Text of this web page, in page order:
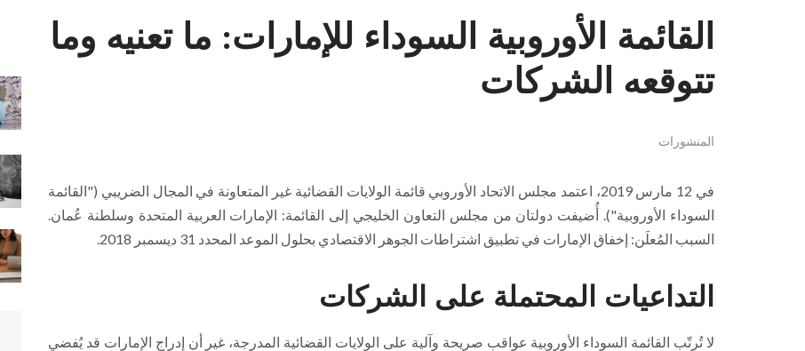
القائمة الأوروبية السوداء للإمارات: ما تعنيه وما
تتوقعه الشركات
المنشورات
في 12 مارس 2019، اعتمد مجلس الاتحاد الأوروبي قائمة الولايات القضائية غير المتعاونة في المجال الضريبي ("القائمة
السوداء الأوروبية"). أُضيفت دولتان من مجلس التعاون الخليجي إلى القائمة: الإمارات العربية المتحدة وسلطنة عُمان.
السبب المُعلَن: إخفاق الإمارات في تطبيق اشتراطات الجوهر الاقتصادي بحلول الموعد المحدد 31 ديسمبر 2018.
التداعيات المحتملة على الشركات
لا تُرتّب القائمة السوداء الأوروبية عواقب صريحة وآلية على الولايات القضائية المدرجة، غير أن إدراج الإمارات قد يُفضي